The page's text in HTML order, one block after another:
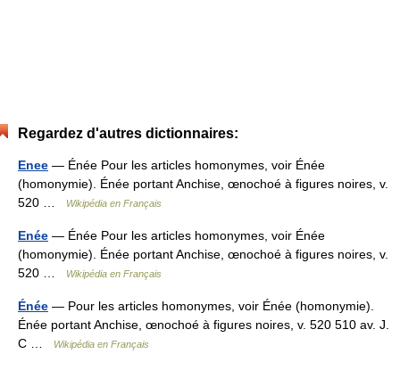
Regardez d'autres dictionnaires:
Enee — Énée Pour les articles homonymes, voir Énée
(homonymie). Énée portant Anchise, œnochoé à figures noires, v.
520 …
Wikipédia en Français
Enée — Énée Pour les articles homonymes, voir Énée
(homonymie). Énée portant Anchise, œnochoé à figures noires, v.
520 …
Wikipédia en Français
Énée — Pour les articles homonymes, voir Énée (homonymie).
Énée portant Anchise, œnochoé à figures noires, v. 520 510 av. J.
C …
Wikipédia en Français